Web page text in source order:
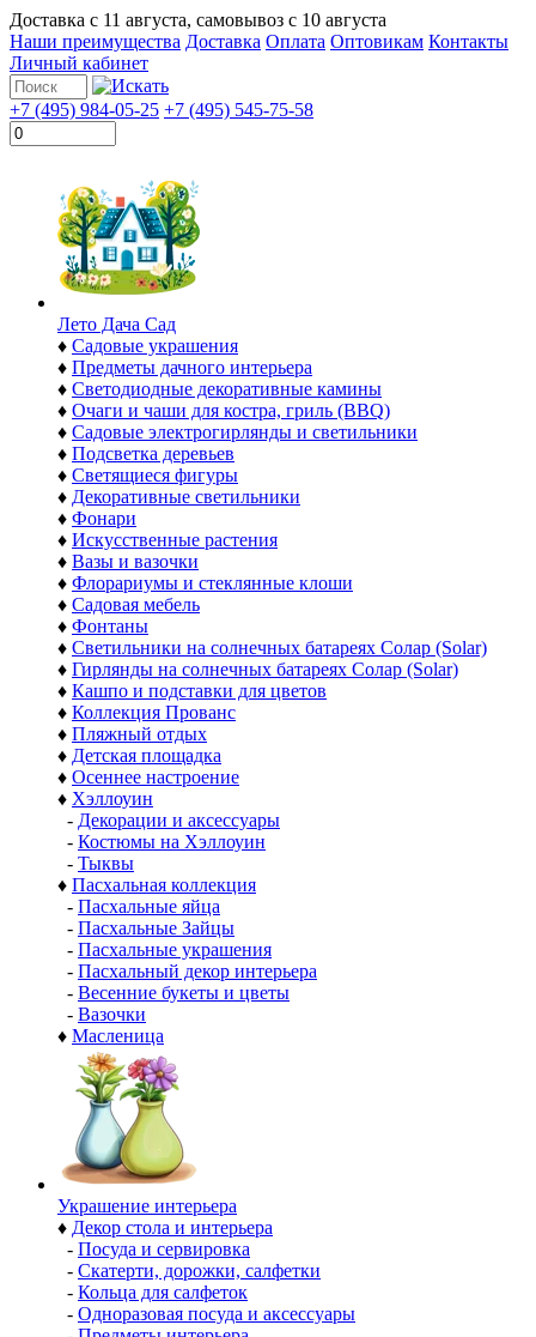
Доставка с 11 августа, самовывоз с 10 августа
Наши преимущества Доставка Оплата Оптовикам Контакты
Личный кабинет
+7 (495) 984-05-25 +7 (495) 545-75-58
Лето Дача Сад
♦ Садовые украшения
♦ Предметы дачного интерьера
♦ Светодиодные декоративные камины
♦ Очаги и чаши для костра, гриль (BBQ)
♦ Садовые электрогирлянды и светильники
♦ Подсветка деревьев
♦ Светящиеся фигуры
♦ Декоративные светильники
♦ Фонари
♦ Искусственные растения
♦ Вазы и вазочки
♦ Флорариумы и стеклянные клоши
♦ Садовая мебель
♦ Фонтаны
♦ Светильники на солнечных батареях Солар (Solar)
♦ Гирлянды на солнечных батареях Солар (Solar)
♦ Кашпо и подставки для цветов
♦ Коллекция Прованс
♦ Пляжный отдых
♦ Детская площадка
♦ Осеннее настроение
♦ Хэллоуин
- Декорации и аксессуары
- Костюмы на Хэллоуин
- Тыквы
♦ Пасхальная коллекция
- Пасхальные яйца
- Пасхальные Зайцы
- Пасхальные украшения
- Пасхальный декор интерьера
- Весенние букеты и цветы
- Вазочки
♦ Масленица
Украшение интерьера
♦ Декор стола и интерьера
- Посуда и сервировка
- Скатерти, дорожки, салфетки
- Кольца для салфеток
- Одноразовая посуда и аксессуары